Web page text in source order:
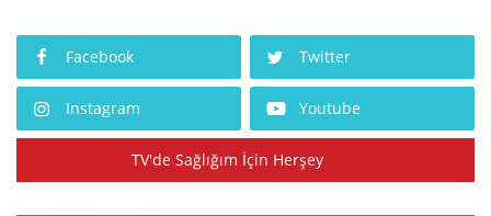
Facebook Twitter
Instagram Youtube
TV'de Sağlığım İçin Herşey